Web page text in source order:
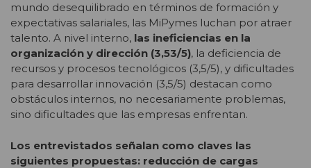
mundo desequilibrado en términos de formación y
expectativas salariales, las MiPymes luchan por atraer
talento. A nivel interno, las ineficiencias en la
organización y dirección (3,53/5), la deficiencia de
recursos y procesos tecnológicos (3,5/5), y dificultades
para desarrollar innovación (3,5/5) destacan como
obstáculos internos, no necesariamente problemas,
sino dificultades que las empresas enfrentan.
Los entrevistados señalan como claves las
siguientes propuestas: reducción de cargas